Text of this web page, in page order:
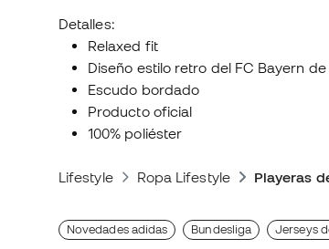
Detalles:
Relaxed fit
Diseño estilo retro del FC Bayern
Escudo bordado
Producto oficial
100% poliéster
Lifestyle Ropa Lifestyle Playeras
Novedades adidas Bundesliga Jerseys